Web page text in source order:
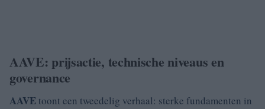
AAVE: prijsactie, technische niveaus en
governance
AAVE toont een tweedelig verhaal: sterke fundamenten in